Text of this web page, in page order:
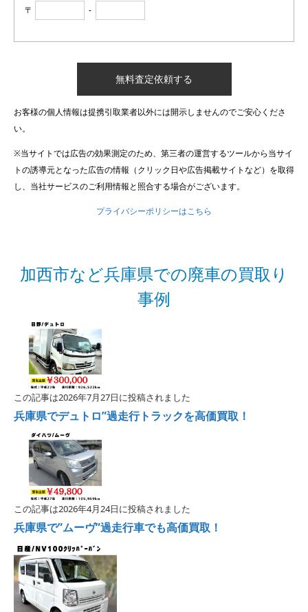
〒 -
お客様の個人情報は提携引取業者以外には開示しませんのでご安心くださ
い。
※当サイトでは広告の効果測定のため、第三者の運営するツールから当サイ
トの誘導元となった広告の情報（クリック日や広告掲載サイトなど）を取得
し、当社サービスのご利用情報と照合する場合がございます。
プライバシーポリシーはこちら
加西市など兵庫県での廃車の買取り
事例
この記事は2026年7月27日に投稿されました
兵庫県でデュトロ”過走行トラックを高価買取！
この記事は2026年4月24日に投稿されました
兵庫県で”ムーヴ”過走行車でも高価買取！